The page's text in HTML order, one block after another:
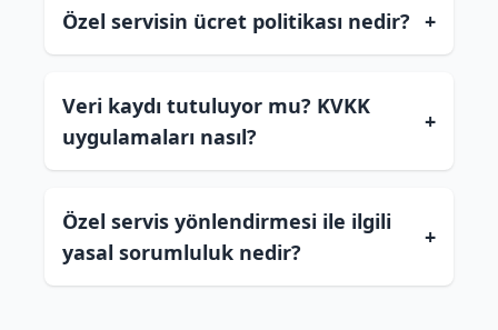
Özel servisin ücret politikası nedir? +
Veri kaydı tutuluyor mu? KVKK
uygulamaları nasıl?
+
Özel servis yönlendirmesi ile ilgili
yasal sorumluluk nedir?
+